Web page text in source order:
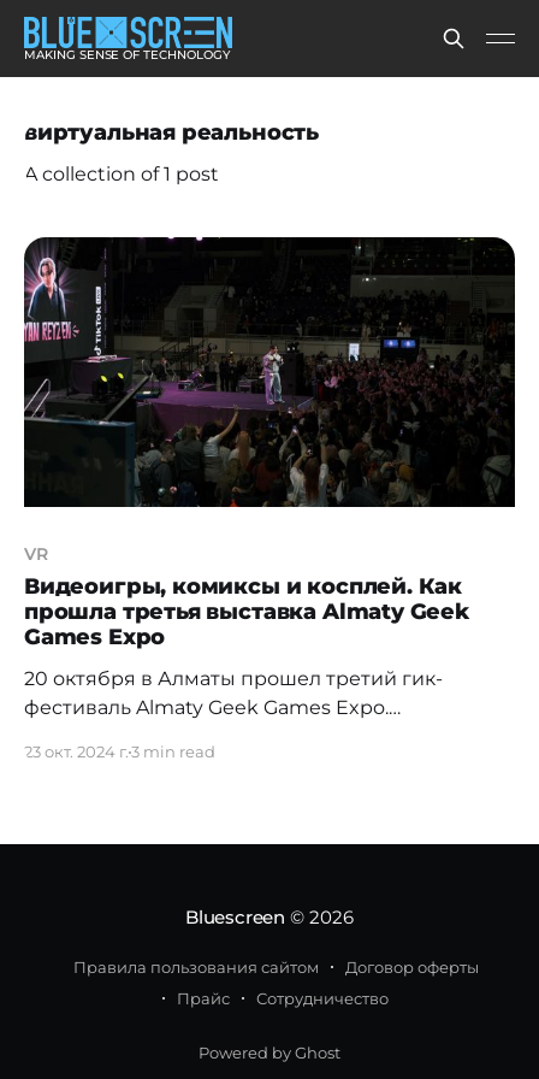
MAKING SENSE OF TECHNOLOGY
виртуальная реальность
A collection of 1 post
VR
Видеоигры, комиксы и косплей. Как
прошла третья выставка Almaty Geek
Games Expo
20 октября в Алматы прошел третий гик-
фестиваль Almaty Geek Games Expo.
23 окт. 2024 г.3 min read
Bluescreen © 2026
Правила пользования сайтом
Договор оферты
Прайс
Сотрудничество
Powered by Ghost